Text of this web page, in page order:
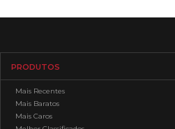
PRODUTOS
Mais Recentes
Mais Baratos
Mais Caros